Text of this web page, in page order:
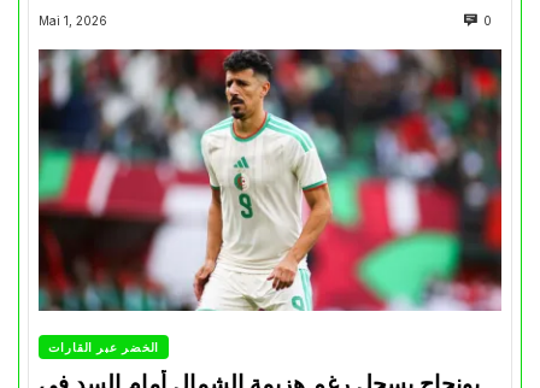
Mai 1, 2026 0
الخضر عبر القارات